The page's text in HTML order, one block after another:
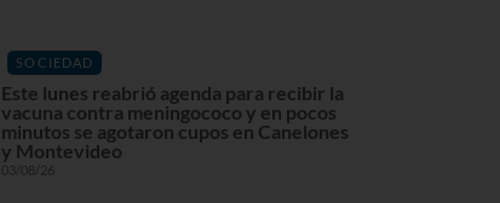
SOCIEDAD
Este lunes reabrió agenda para recibir la
vacuna contra meningococo y en pocos
minutos se agotaron cupos en Canelones
y Montevideo
03/08/26